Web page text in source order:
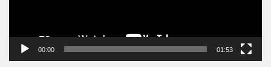
00:00 01:53